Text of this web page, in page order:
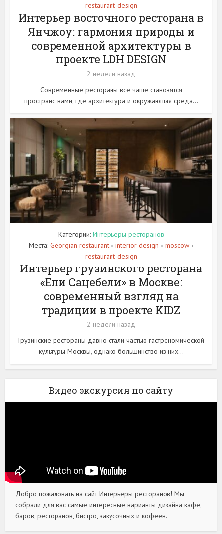
restaurant-design
Интерьер восточного ресторана в
Янчжоу: гармония природы и
современной архитектуры в
проекте LDH DESIGN
2 недели назад
Современные рестораны все чаще становятся
пространствами, где архитектура и окружающая среда...
Категории: Интерьеры ресторанов
Места: Georgian restaurant • interior design • moscow •
restaurant-design
Интерьер грузинского ресторана
«Ели Сацебели» в Москве:
современный взгляд на
традиции в проекте KIDZ
2 недели назад
Грузинские рестораны давно стали частью гастрономической
культуры Москвы, однако большинство из них...
Видео экскурсия по сайту
Добро пожаловать на сайт Интерьеры ресторанов! Мы
собрали для вас самые интересные варианты дизайна кафе,
баров, ресторанов, бистро, закусочных и кофеен.